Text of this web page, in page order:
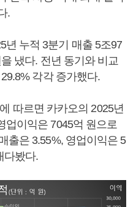
.
년 누적 3분기 매출 5조97
냈다. 전년 동기와 비교
각각 증가했다.
따르면 카카오의 2025년
업이익은 7045억 원으로
출은 3.55%, 영업이익은 5
다봤다.